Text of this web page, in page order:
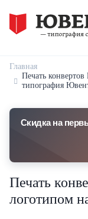
Главная
Печать
типография
Скидка на
Печать
логотипом